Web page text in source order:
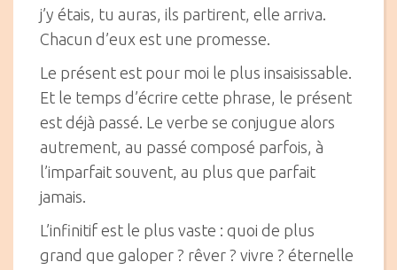
j’y étais, tu auras, ils partirent, elle arriva.
Chacun d’eux est une promesse.
Le présent est pour moi le plus insaisissable.
Et le temps d’écrire cette phrase, le présent
est déjà passé. Le verbe se conjugue alors
autrement, au passé composé parfois, à
l’imparfait souvent, au plus que parfait
jamais.
L’infinitif est le plus vaste : quoi de plus
grand que galoper ? rêver ? vivre ? éternelle